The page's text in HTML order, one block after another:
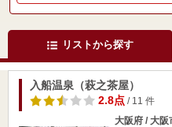
リストから探す
入船温泉（萩之茶屋）
2.8点/ 11 件
大阪府 / 大阪